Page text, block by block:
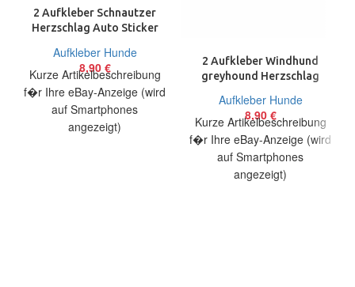
2 Aufkleber Schnautzer
Herzschlag Auto Sticker
Aufkleber Hunde
8,90 €
Kurze Artikelbeschreibung
f�r Ihre eBay-Anzeige (wird
auf Smartphones
angezeigt)
2 Aufkleber Windhund
greyhound Herzschlag
Tuning JDM
Aufkleber Hunde
8,90 €
Kurze Artikelbeschreibung
f�r Ihre eBay-Anzeige (wird
auf Smartphones
angezeigt)